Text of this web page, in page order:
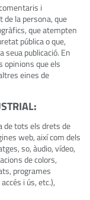
i
la persona, que
que atempten
pública o que,
seua publicació. En
opinions que els
eines de
:
de tots els drets de
web, així com dels
so, àudio, vídeo,
de colors,
programes
i ús, etc.),